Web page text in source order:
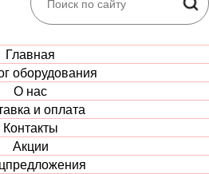
Главная
оборудования
О нас
и оплата
Контакты
Акции